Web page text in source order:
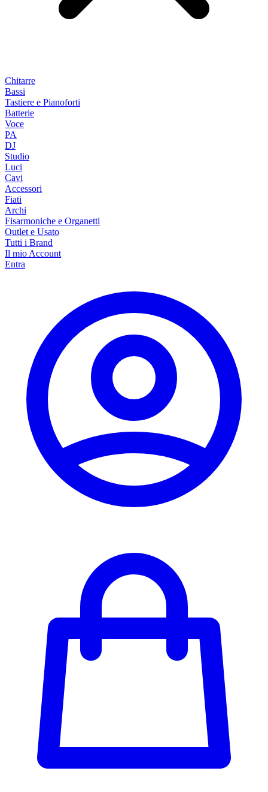
Chitarre
Bassi
Tastiere e Pianoforti
Batterie
Voce
PA
DJ
Studio
Luci
Cavi
Accessori
Fiati
Archi
Fisarmoniche e Organetti
Outlet e Usato
Tutti i Brand
Il mio Account
Entra